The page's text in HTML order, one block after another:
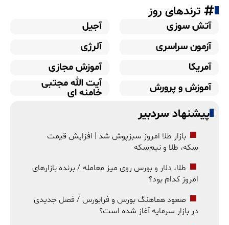
ترندهای روز
آتش سوزی
آجیل
آزمون سراسری
آلرژی
آمریکا
آموزش مجازی
آموزش و پرورش
آیت الله مجتبی
خامنه ای
پیشنهاد سردبیر
بازار طلا امروز سبزپوش شد | افزایش قیمت
سکه، طلا و نیم‌سکه
طلا، دلار و بورس روی میز معامله / برنده بازارهای
امروز کدام بود؟
صعود هماهنگ بورس و فرابورس / فصل جدیدی
در بازار سرمایه آغاز شده است؟